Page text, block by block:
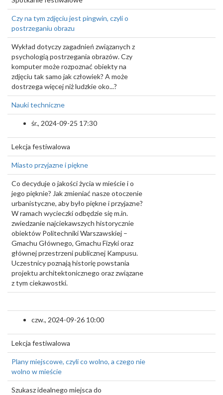
Czy na tym zdjęciu jest pingwin, czyli o
postrzeganiu obrazu
Wykład dotyczy zagadnień związanych z
psychologią postrzegania obrazów. Czy
komputer może rozpoznać obiekty na
zdjęciu tak samo jak człowiek? A może
dostrzega więcej niż ludzkie oko...?
Nauki techniczne
śr., 2024-09-25 17:30
Lekcja festiwalowa
Miasto przyjazne i piękne
Co decyduje o jakości życia w mieście i o
jego pięknie? Jak zmieniać nasze otoczenie
urbanistyczne, aby było piękne i przyjazne?
W ramach wycieczki odbędzie się m.in.
zwiedzanie najciekawszych historycznie
obiektów Politechniki Warszawskiej –
Gmachu Głównego, Gmachu Fizyki oraz
głównej przestrzeni publicznej Kampusu.
Uczestnicy poznają historię powstania
projektu architektonicznego oraz związane
z tym ciekawostki.
czw., 2024-09-26 10:00
Lekcja festiwalowa
Plany miejscowe, czyli co wolno, a czego nie
wolno w mieście
Szukasz idealnego miejsca do